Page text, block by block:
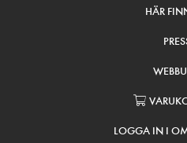
HÄR
LOGGA IN I